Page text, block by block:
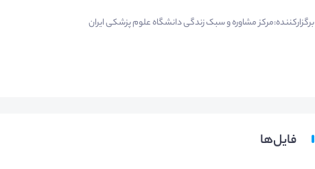
برگزارکننده:مرکز مشاوره و سبک زندگی دانشگاه علوم پزشکی ایران
فایل‌ها